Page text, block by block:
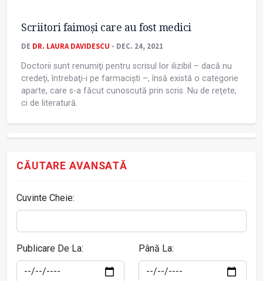
Scriitori faimoși care au fost medici
DE DR. LAURA DAVIDESCU - DEC. 24, 2021
Doctorii sunt renumiţi pentru scrisul lor ilizibil – dacă nu
credeţi, întrebaţi-i pe farmaciști –, însă există o categorie
aparte, care s-a făcut cunoscută prin scris. Nu de reţete,
ci de literatură.
CĂUTARE AVANSATĂ
Cuvinte Cheie:
Publicare De La: Până La: